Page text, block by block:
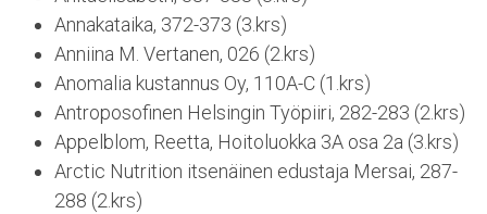
Annakataika, 372-373 (3.krs)
Anniina M. Vertanen, 026 (2.krs)
Anomalia kustannus Oy, 110A-C (1.krs)
Antroposofinen Helsingin Työpiiri, 282-283 (2.krs)
Appelblom, Reetta, Hoitoluokka 3A osa 2a (3.krs)
Arctic Nutrition itsenäinen edustaja Mersai, 287-
288 (2.krs)